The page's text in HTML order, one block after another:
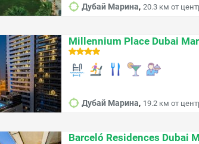
Дубай Марина, 20.3 км от
Millennium Place Dubai
Дубай Марина, 19.2 км от
Barceló Residences Dubai